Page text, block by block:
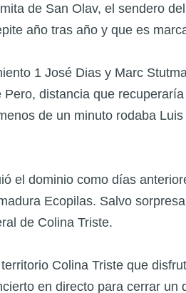
de San Olav, el sendero
año tras año y que es
1 José Dias y Marc
distancia que
de un minuto rodaba
el dominio como días
Ecopilas. Salvo
de Colina Triste.
Colina Triste que
en directo para cerrar un